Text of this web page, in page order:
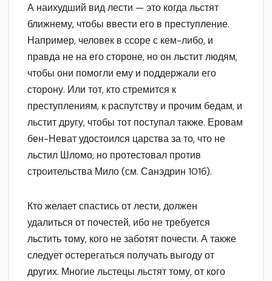
А наихудший вид лести — это когда льстят
ближнему, чтобы ввести его в преступление.
Например, человек в ссоре с кем-либо, и
правда не на его стороне, но он льстит людям,
чтобы они помогли ему и поддержали его
сторону. Или тот, кто стремится к
преступлениям, к распутству и прочим бедам, и
льстит другу, чтобы тот поступал также. Еровам
бен-Неват удостоился царства за то, что не
льстил Шломо, но протестовал против
строительства Мило (см. Санэдрин 101б).
Кто желает спастись от лести, должен
удалиться от почестей, ибо не требуется
льстить тому, кого не заботят почести. А также
следует остерегаться получать выгоду от
других. Многие льстецы льстят тому, от кого